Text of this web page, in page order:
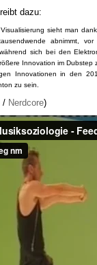
dazu:
sieht man
abnimmt,
sich bei den
Innovation im Dubstep
Innovationen in den
zu sein.
/ Nerdcore)